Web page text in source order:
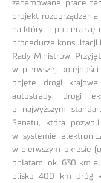
zahamowane, prace
projekt
na których pobiera się
procedurze konsultacji
Rady Ministrów.
w pierwszej
objęte drogi
autostrady, drogi
o najwyższym
Senatu, która
w systemie
w pierwszym okresie
opłatami ok. 630 km
blisko 400 km dróg